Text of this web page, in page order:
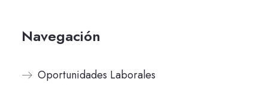
Navegación
Oportunidades Laborales